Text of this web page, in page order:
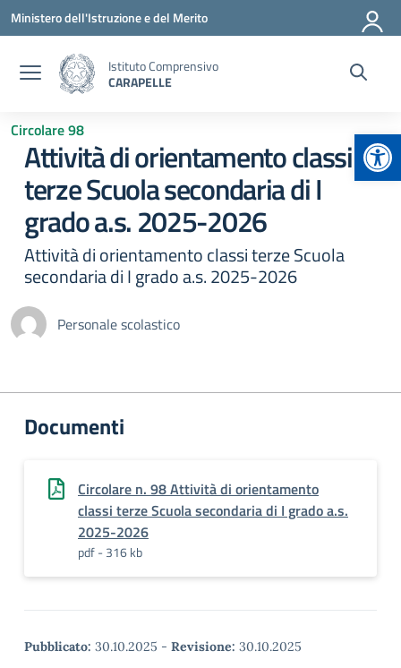
Vai ai contenuti
Vai al menu di navigazione
Vai al footer
Ministero dell'Istruzione e del Merito
Istituto Comprensivo
CARAPELLE
Circolare 98
Attività di orientamento classi
terze Scuola secondaria di I
grado a.s. 2025-2026
Attività di orientamento classi terze Scuola
secondaria di I grado a.s. 2025-2026
Personale scolastico
Documenti
Circolare n. 98 Attività di orientamento
classi terze Scuola secondaria di I grado a.s.
2025-2026
pdf - 316 kb
Pubblicato: 30.10.2025 - Revisione: 30.10.2025